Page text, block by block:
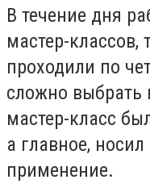
В течение дня
мастер-классов,
проходили по
сложно выбрать
мастер-класс
а главное,
применение.